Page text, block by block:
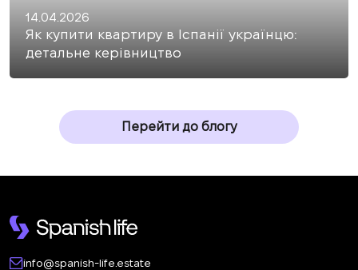
14.04.2026
Як купити квартиру в Іспанії українцю:
детальне керівництво
Перейти до блогу
info@spanish-life.estate